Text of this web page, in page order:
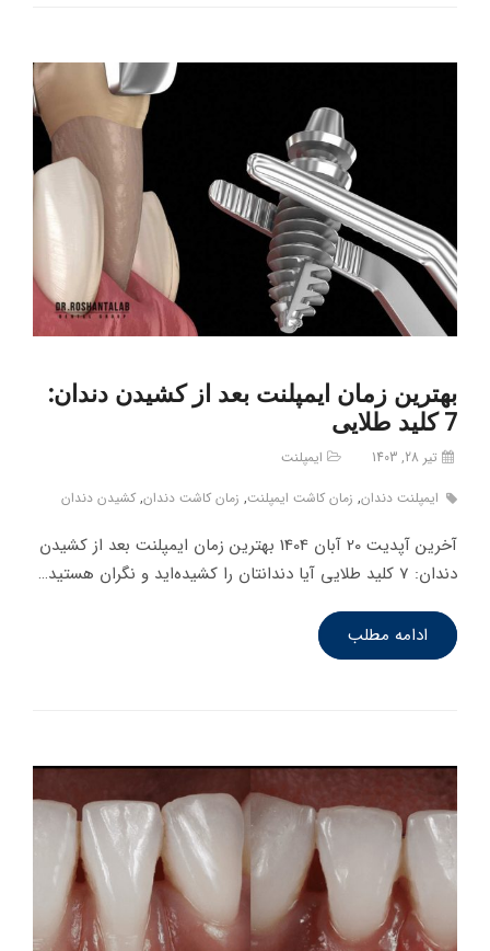
بهترین زمان ایمپلنت بعد از کشیدن دندان:
7 کلید طلایی
تیر 28, 1403
ایمپلنت
ایمپلنت دندان, زمان کاشت ایمپلنت, زمان کاشت دندان, کشیدن دندان
آخرین آپدیت 20 آبان 1404 بهترین زمان ایمپلنت بعد از کشیدن
دندان: 7 کلید طلایی آیا دندانتان را کشیده‌اید و نگران هستید…
ادامه مطلب